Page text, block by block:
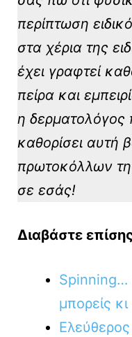
περίπτωση
στα χέρια της
έχει γραφτεί
πείρα και
η δερματολόγος
καθορίσει αυτή
πρωτοκόλλων τη
σε εσάς!
Διαβάστε
μπορείς